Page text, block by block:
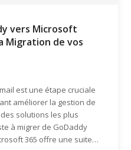
vers Microsoft
Migration de vos
est une étape cruciale
améliorer la gestion de
solutions les plus
à migrer de GoDaddy
365 offre une suite…